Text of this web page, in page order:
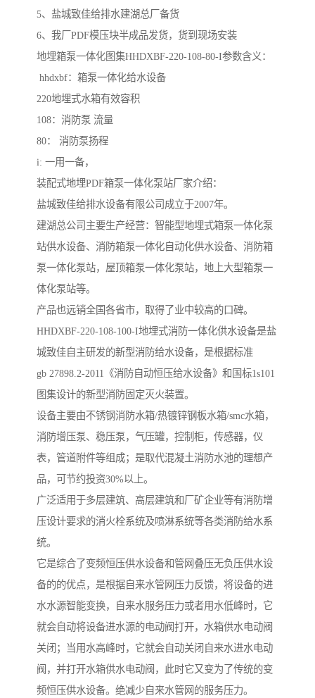
5、盐城致佳给排水建湖总厂备货
6、我厂PDF模压块半成品发货，货到现场安装
地埋箱泵一体化图集HHDXBF-220-108-80-I参数含义：
hhdxbf：箱泵一体化给水设备
220地埋式水箱有效容积
108：消防泵 流量
80： 消防泵扬程
i: 一用一备，
装配式地埋PDF箱泵一体化泵站厂家介绍：
盐城致佳给排水设备有限公司成立于2007年。
建湖总公司主要生产经营：智能型地埋式箱泵一体化泵
站供水设备、消防箱泵一体化自动化供水设备、消防箱
泵一体化泵站，屋顶箱泵一体化泵站，地上大型箱泵一
体化泵站等。
产品也远销全国各省市，取得了业中较高的口碑。
HHDXBF-220-108-100-I地埋式消防一体化供水设备是盐
城致佳自主研发的新型消防给水设备，是根据标准
gb 27898.2-2011《消防自动恒压给水设备》和国标1s101
图集设计的新型消防固定灭火装置。
设备主要由不锈钢消防水箱/热镀锌钢板水箱/smc水箱，
消防增压泵、稳压泵，气压罐，控制柜，传感器，仪
表，管道附件等组成；是取代混凝土消防水池的理想产
品，可节约投资30%以上。
广泛适用于多层建筑、高层建筑和厂矿企业等有消防增
压设计要求的消火栓系统及喷淋系统等各类消防给水系
统。
它是综合了变频恒压供水设备和管网叠压无负压供水设
备的的优点，是根据自来水管网压力反馈，将设备的进
水水源智能变换，自来水服务压力或者用水低峰时，它
就会自动将设备进水源的电动阀打开，水箱供水电动阀
关闭；当用水高峰时，它就会自动关闭自来水进水电动
阀，并打开水箱供水电动阀，此时它又变为了传统的变
频恒压供水设备。绝减少自来水管网的服务压力。